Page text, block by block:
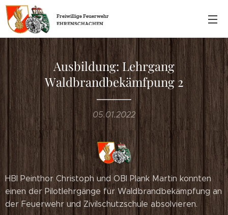
FreiwilligeFeuerwehr
EHRENSCHACHEN
Ausbildung: Lehrgang
Waldbrandbekämfpung 2
05.01.2022
HBI Peinthor Christoph und OBI Plank Martin konnten
einen der Pilotlehrgänge für Waldbrandbekämpfung an
der Feuerwehr und Zivilschutzschule absolvieren.